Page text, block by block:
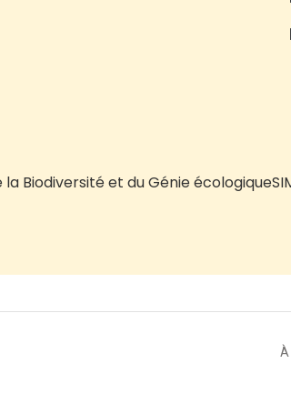
la Biodiversité et du Génie écologique